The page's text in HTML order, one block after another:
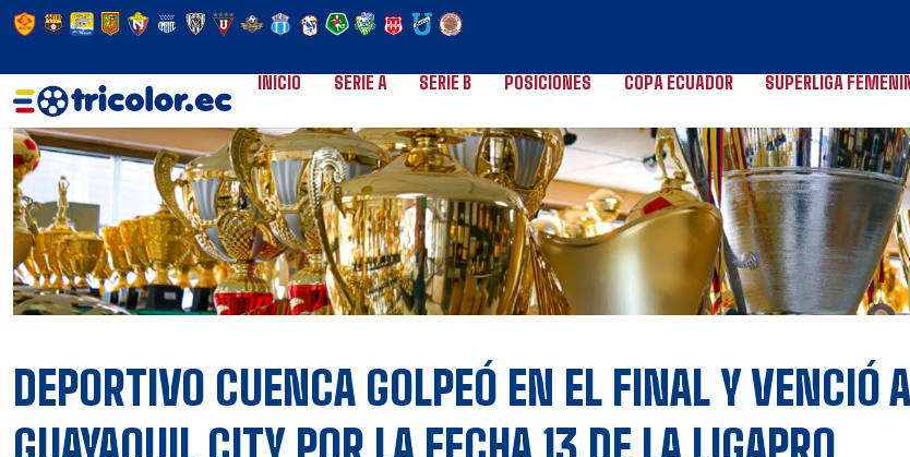
INICIO SERIE A SERIE B POSICIONES COPA ECUADOR SÚPERLIGA
DEPORTIVO CUENCA GOLPEÓ EN EL FINAL Y VENCIÓ A